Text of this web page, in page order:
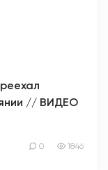
// ВИДЕО
0 1846